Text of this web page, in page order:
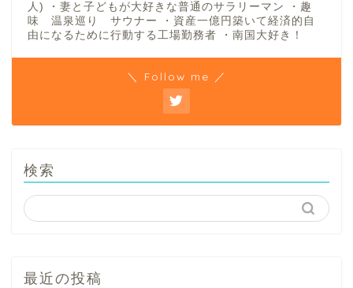
人) ・妻と子どもが大好きな普通のサラリーマン ・趣
味 温泉巡り サウナー ・資産一億円築いて経済的自
由になるために行動する工場勤務者 ・南国大好き！
＼ Follow me ／
検索
最近の投稿